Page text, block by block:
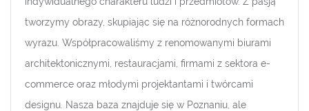
tworzymy obrazy, skupiając się na różnorodnych formach
wyrazu. Współpracowaliśmy z renomowanymi biurami
architektonicznymi, restauracjami, firmami z sektora e-
commerce oraz młodymi projektantami i twórcami
designu. Nasza baza znajduje się w Poznaniu, ale